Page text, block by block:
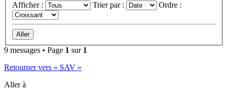
Afficher : Trier par : Ordre :
9 messages • Page 1 sur 1
Retourner vers « SAV »
Aller à